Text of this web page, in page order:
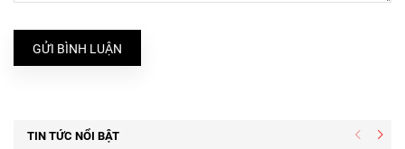
GỬI BÌNH LUẬN
TIN TỨC NỔI BẬT